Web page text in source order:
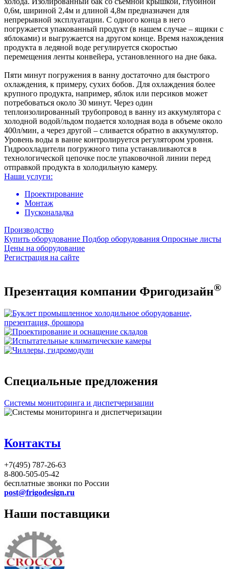
0,6м, шириной 2,4м и длиной 4,8м предназначен для
непрерывной эксплуатации. С одного конца в него
погружается упакованный продукт (в нашем случае – ящики с
яблоками) и выгружается на другом конце. Время нахождения
продукта в ледяной воде регулируется скоростью
перемещения ленты конвейера, установленного на дне бака.
Пяти минут погружения в ванну достаточно для быстрого
охлаждения, к примеру, сухих бобов. Для охлаждения более
крупного продукта, например, яблок или персиков может
потребоваться около 30 минут. Через один
теплоизолированный трубопровод в ванну из аккумулятора с
холодной водой/льдом подается холодная вода в объеме около
400л/мин, а через другой – сливается обратно в аккумулятор.
Уровень воды в ванне контролируется регулятором уровня.
Гидроохладители погружного типа устанавливаются в
технологической цепочке после упаковочной линии перед
отправкой продукта в холодильную камеру.
Наши услуги:
Проектирование
Монтаж
Пусконаладка
Производство
Купить оборудование Подбор оборудования Опросные листы
Цены на оборудование
Регистрация на сайте
Презентация компании Фригодизайн®
Специальные предложения
Системы мониторинга и диспетчеризации
Контакты
+7(495) 787-26-63
8-800-505-05-42
бесплатные звонки по России
post@frigodesign.ru
Наши поставщики